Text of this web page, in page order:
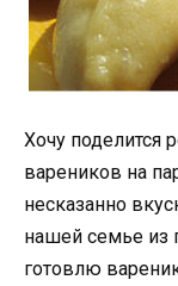
Хочу поделится
вареников на
несказанно
нашей семье из
готовлю